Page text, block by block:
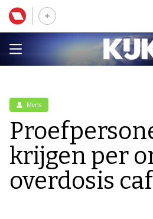
Mens
krijgen per
overdosis